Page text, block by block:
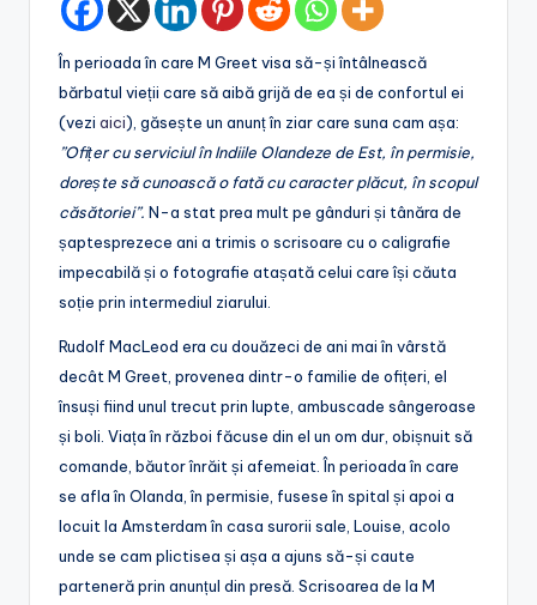
În perioada în care M Greet visa să-și întâlnească
bărbatul vieții care să aibă grijă de ea și de confortul ei
(vezi aici), găsește un anunț în ziar care suna cam așa:
”Ofițer cu serviciul în Indiile Olandeze de Est, în permisie,
dorește să cunoască o fată cu caracter plăcut, în scopul
căsătoriei”. N-a stat prea mult pe gânduri și tânăra de
șaptesprezece ani a trimis o scrisoare cu o caligrafie
impecabilă și o fotografie atașată celui care își căuta
soție prin intermediul ziarului.
Rudolf MacLeod era cu douăzeci de ani mai în vârstă
decât M Greet, provenea dintr-o familie de ofițeri, el
însuși fiind unul trecut prin lupte, ambuscade sângeroase
și boli. Viața în război făcuse din el un om dur, obișnuit să
comande, băutor înrăit și afemeiat. În perioada în care
se afla în Olanda, în permisie, fusese în spital și apoi a
locuit la Amsterdam în casa surorii sale, Louise, acolo
unde se cam plictisea și așa a ajuns să-și caute
parteneră prin anunțul din presă. Scrisoarea de la M